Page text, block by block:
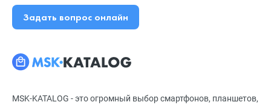
MSK-KATALOG - это огромный выбор смартфонов, планшетов,
Задать вопрос онлайн